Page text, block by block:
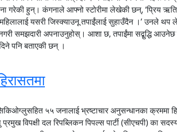
गरेकी हुन्। कंगनाले आफ्नो स्टोरीमा लेखेकी छन्, ‘प्रिय
यसरी जिस्क्याउनू तपाईंलाई सुहाउँदैन ।’ उनले
समझदारी अपनाउनुहोस्। आशा छ, तपाईंमा सद्बुद्धि
पनि बताएकी छन् ।
५५ जनालाई भ्रष्टाचार अनुसन्धानका क्रममा
विपक्षी दल रिपब्लिकन पिपल्स पार्टी (सीएचपी) का